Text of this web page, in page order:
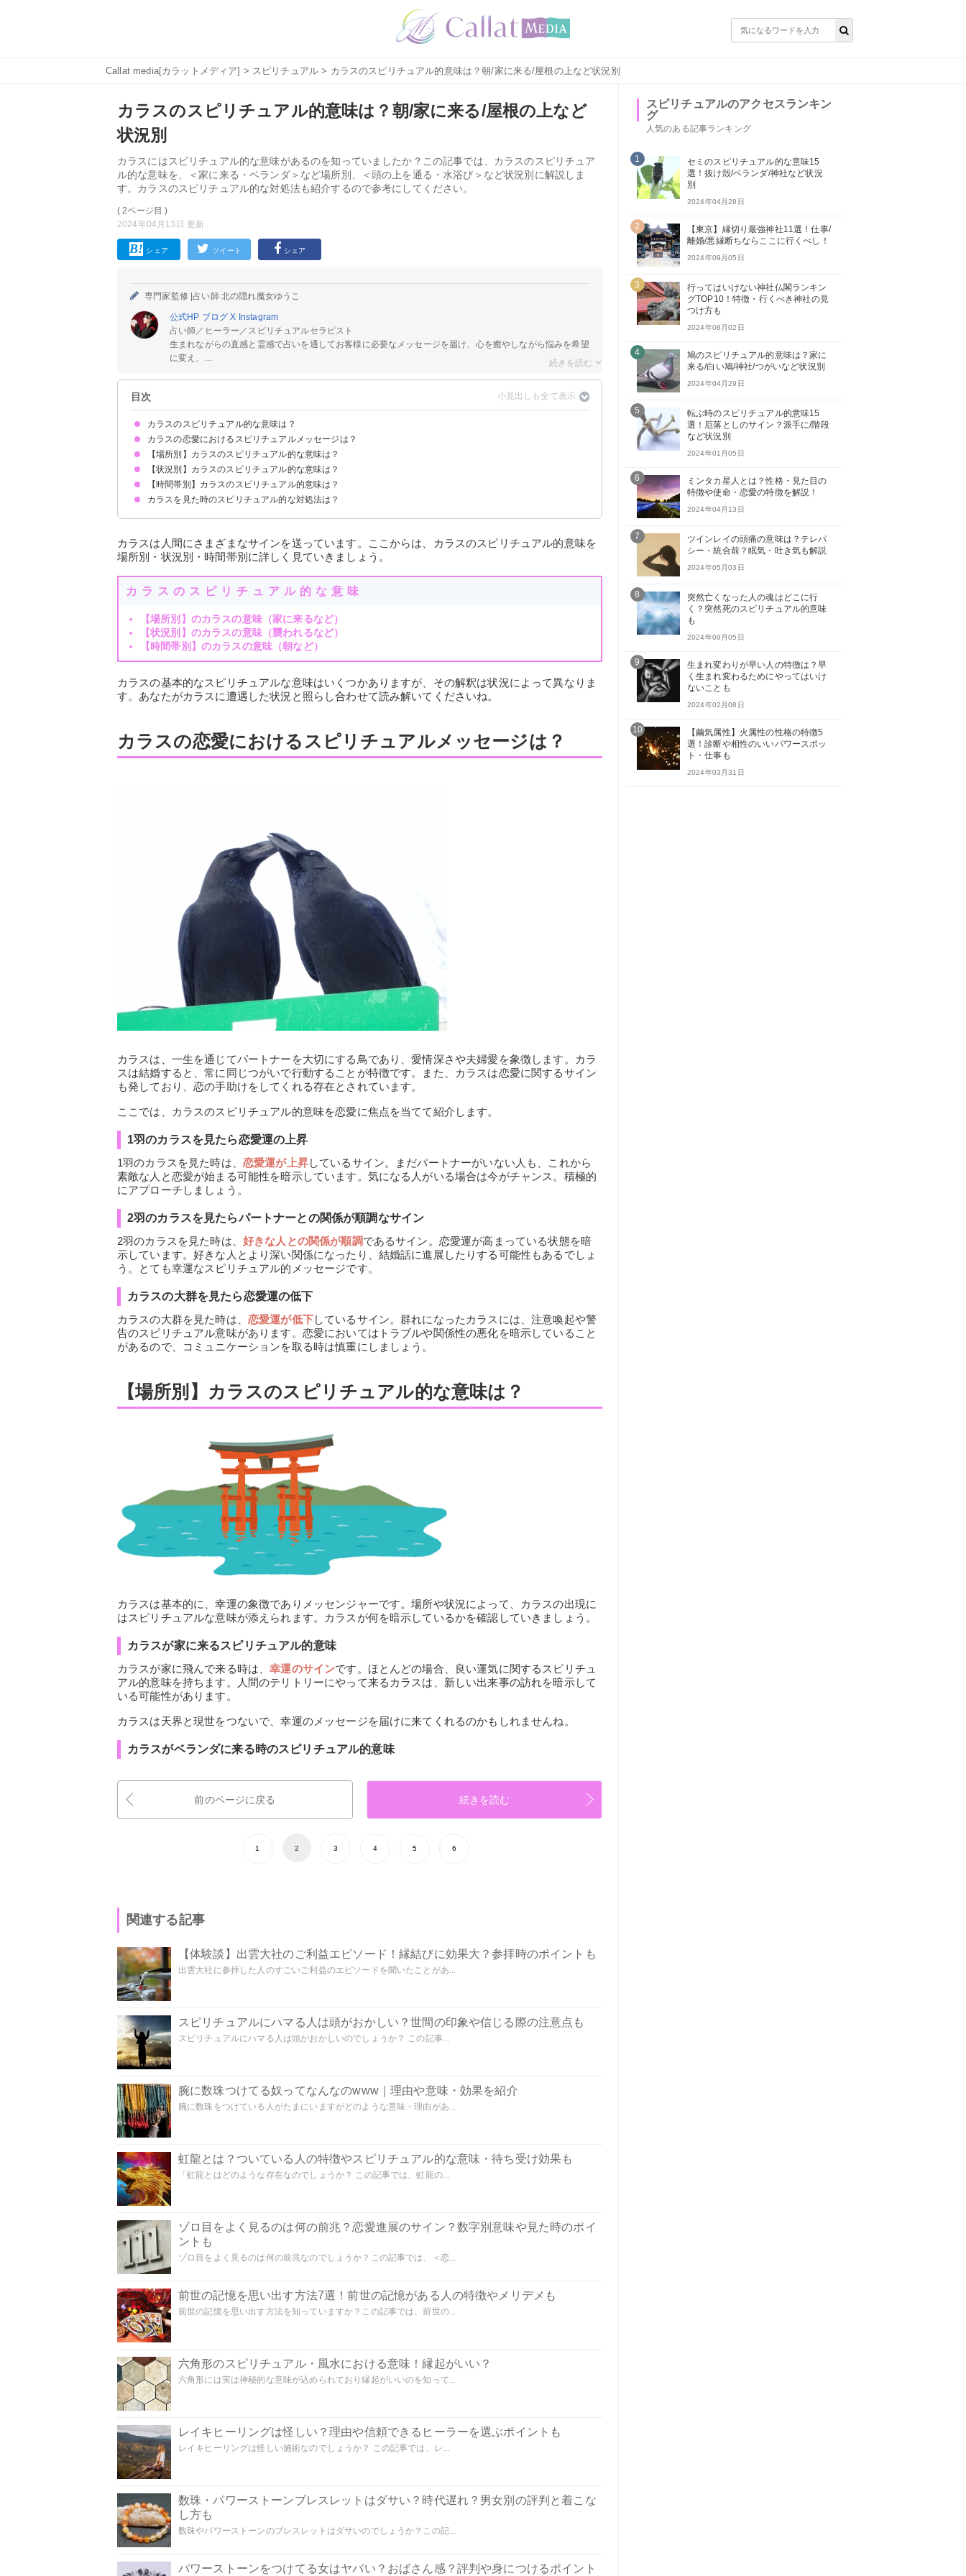
Callat media[カラットメディア] > スピリチュアル > カラスのスピリチュアル的意味は？朝/家に来る/屋根の上など状況別
カラスのスピリチュアル的意味は？朝/家に来る/屋根の上など
状況別
カラスにはスピリチュアル的な意味があるのを知っていましたか？この記事では、カラスのスピリチュア
ル的な意味を、＜家に来る・ベランダ＞など場所別、＜頭の上を通る・水浴び＞など状況別に解説しま
す。カラスのスピリチュアル的な対処法も紹介するので参考にしてください。
( 2ページ目 )
2024年04月13日 更新
シェア ツイート シェア
専門家監修 |占い師 北の隠れ魔女ゆうこ
公式HP ブログX Instagram
占い師／ヒーラー／スピリチュアルセラピスト
生まれながらの直感と霊感で占いを通してお客様に必要なメッセージを届け、心を癒やしながら悩みを希望
に変え、...
目次
カラスのスピリチュアル的な意味は？
①神様のメッセンジャー
②幸運を告げる鳥
③知恵や閃きを授ける
④魔除け・邪気払い
⑤あの世とこの世を繋ぐもの
状況によって意味が決まる
カラスの恋愛におけるスピリチュアルメッセージは？
1羽のカラスを見たら恋愛運の上昇
2羽のカラスを見たらパートナーとの関係が順調なサイン
カラスの大群を見たら恋愛運の低下
【場所別】カラスのスピリチュアル的な意味は？
カラスが家に来るスピリチュアル的意味
カラスがベランダに来る時のスピリチュアル的意味
カラスが庭に来る時のスピリチュアル的意味
お墓参りでカラスを見る時のスピリチュアル的意味
カラスが神社・お寺に来る時のスピリチュアル的意味
カラスが屋根の上に来る時のスピリチュアル的意味
【状況別】カラスのスピリチュアル的な意味は？
カラスが頭の上を通るスピリチュアル的意味
カラスが水浴びしている時のスピリチュアル的意味
カラスに襲われる時のスピリチュアル的意味
カラスが近寄ってくる時のスピリチュアル的意味
カラスの鳴き声が大きな時のスピリチュアル的意味
カラスが目の前に現れる時のスピリチュアル的意味
カラスが喧嘩している時のスピリチュアル的意味
カラスが窓にぶつかる時のスピリチュアル的意味
【時間帯別】カラスのスピリチュアル的意味は？
朝にカラスを見るスピリチュアル的意味
昼にカラスを見るスピリチュアル的意味
夜にカラスを見るスピリチュアル的意味
カラスを見た時のスピリチュアル的な対処法は？
カラスは人間にさまざまなサインを送っています。ここからは、カラスのスピリチュアル的意味を
場所別・状況別・時間帯別に詳しく見ていきましょう。
カラスのスピリチュアル的な意味
【場所別】のカラスの意味（家に来るなど）
【状況別】のカラスの意味（襲われるなど）
【時間帯別】のカラスの意味（朝など）
カラスの基本的なスピリチュアルな意味はいくつかありますが、その解釈は状況によって異なりま
す。あなたがカラスに遭遇した状況と照らし合わせて読み解いてくださいね。
カラスの恋愛におけるスピリチュアルメッセージは？
カラスは、一生を通じてパートナーを大切にする鳥であり、愛情深さや夫婦愛を象徴します。カラ
スは結婚すると、常に同じつがいで行動することが特徴です。また、カラスは恋愛に関するサイン
も発しており、恋の手助けをしてくれる存在とされています。
ここでは、カラスのスピリチュアル的意味を恋愛に焦点を当てて紹介します。
1羽のカラスを見たら恋愛運の上昇
1羽のカラスを見た時は、 恋愛運が上昇しているサイン。まだパートナーがいない人も、これから
素敵な人と恋愛が始まる可能性を暗示しています。気になる人がいる場合は今がチャンス。積極的
にアプローチしましょう。
2羽のカラスを見たらパートナーとの関係が順調なサイン
2羽のカラスを見た時は、 好きな人との関係が順調であるサイン。恋愛運が高まっている状態を暗
示しています。好きな人とより深い関係になったり、結婚話に進展したりする可能性もあるでしょ
う。とても幸運なスピリチュアル的メッセージです。
カラスの大群を見たら恋愛運の低下
カラスの大群を見た時は、 恋愛運が低下しているサイン。群れになったカラスには、注意喚起や警
告のスピリチュアル意味があります。恋愛においてはトラブルや関係性の悪化を暗示していること
があるので、コミュニケーションを取る時は慎重にしましょう。
【場所別】カラスのスピリチュアル的な意味は？
カラスは基本的に、幸運の象徴でありメッセンジャーです。場所や状況によって、カラスの出現に
はスピリチュアルな意味が添えられます。カラスが何を暗示しているかを確認していきましょう。
カラスが家に来るスピリチュアル的意味
カラスが家に飛んで来る時は、幸運のサインです。ほとんどの場合、良い運気に関するスピリチュ
アル的意味を持ちます。人間のテリトリーにやって来るカラスは、新しい出来事の訪れを暗示して
いる可能性があります。
カラスは天界と現世をつないで、幸運のメッセージを届けに来てくれるのかもしれませんね。
カラスがベランダに来る時のスピリチュアル的意味
前のページに戻る 続きを読む
1 2 3 4 5 6
関連する記事
【体験談】出雲大社のご利益エピソード！縁結びに効果大？参拝時のポイントも
出雲大社に参拝した人のすごいご利益のエピソードを聞いたことがあ...
スピリチュアルにハマる人は頭がおかしい？世間の印象や信じる際の注意点も
スピリチュアルにハマる人は頭がおかしいのでしょうか？ この記事...
腕に数珠つけてる奴ってなんなのwww｜理由や意味・効果を紹介
腕に数珠をつけている人がたまにいますがどのような意味・理由があ...
虹龍とは？ついている人の特徴やスピリチュアル的な意味・待ち受け効果も
「虹龍とはどのような存在なのでしょうか？ この記事では、虹龍の...
ゾロ目をよく見るのは何の前兆？恋愛進展のサイン？数字別意味や見た時のポイ
ントも
ゾロ目をよく見るのは何の前兆なのでしょうか？この記事では、＜恋...
前世の記憶を思い出す方法7選！前世の記憶がある人の特徴やメリデメも
前世の記憶を思い出す方法を知っていますか？この記事では、前世の...
六角形のスピリチュアル・風水における意味！縁起がいい？
六角形には実は神秘的な意味が込められており縁起がいいのを知って...
レイキヒーリングは怪しい？理由や信頼できるヒーラーを選ぶポイントも
レイキヒーリングは怪しい施術なのでしょうか？ この記事では、レ...
数珠・パワーストーンブレスレットはダサい？時代遅れ？男女別の評判と着こな
し方も
数珠やパワーストーンのブレスレットはダサいのでしょうか？この記...
パワーストーンをつけてる女はヤバい？おばさん感？評判や身につけるポイント
スピリチュアルのアクセスランキン
グ
人気のある記事ランキング
1
セミのスピリチュアル的な意味15
選！抜け殻/ベランダ/神社など状況
別
2024年04月28日
2
【東京】縁切り最強神社11選！仕事/
離婚/悪縁断ちならここに行くべし！
2024年09月05日
3
行ってはいけない神社仏閣ランキン
グTOP10！特徴・行くべき神社の見
つけ方も
2024年08月02日
4
鳩のスピリチュアル的意味は？家に
来る/白い鳩/神社/つがいなど状況別
2024年04月29日
5
転ぶ時のスピリチュアル的意味15
選！厄落としのサイン？派手に/階段
など状況別
2024年01月05日
6
ミンタカ星人とは？性格・見た目の
特徴や使命・恋愛の特徴を解説！
2024年04月13日
7
ツインレイの頭痛の意味は？テレパ
シー・統合前？眠気・吐き気も解説
2024年05月03日
8
突然亡くなった人の魂はどこに行
く？突然死のスピリチュアル的意味
も
2024年09月05日
9
生まれ変わりが早い人の特徴は？早
く生まれ変わるためにやってはいけ
ないことも
2024年02月08日
10
【繭気属性】火属性の性格の特徴5
選！診断や相性のいいパワースポッ
ト・仕事も
2024年03月31日